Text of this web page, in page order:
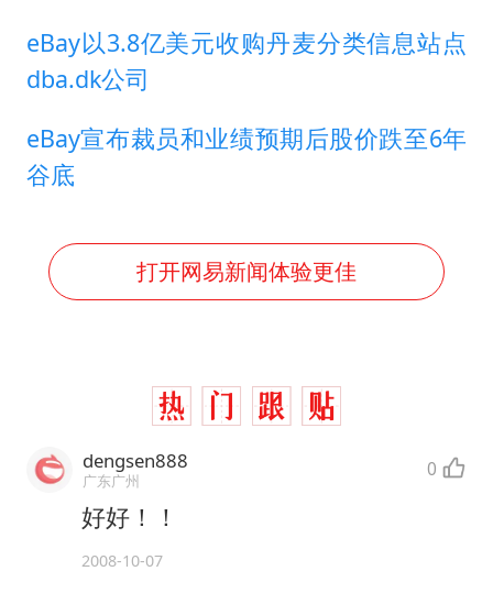
eBay以3.8亿美元收购丹麦分类信息站点
dba.dk公司
eBay宣布裁员和业绩预期后股价跌至6年
谷底
打开网易新闻体验更佳
dengsen888
广东广州 0
好好！！
2008-10-07